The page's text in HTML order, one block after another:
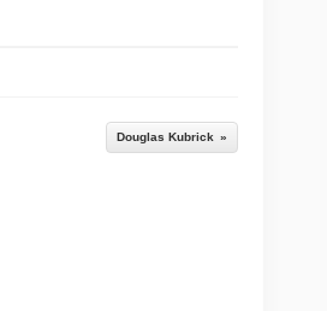
Douglas Kubrick